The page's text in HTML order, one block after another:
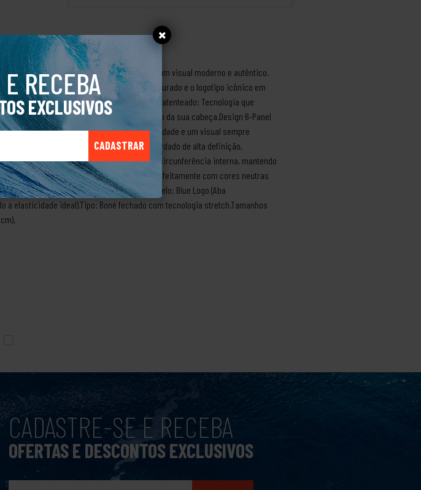
RECEBA
EXCLUSIVOS
CADASTRAR
Blue Logo é a peça-chave para quem busca um visual moderno e autêntico.
contraste marcante entre o corpo estruturado e o logotipo icônico em
Diferenciais do Produto:Ajuste Flexfit® Patenteado: Tecnologia que
confortável que se molda ao formato da sua cabeça.Design 6-Panel
por muito mais tempo, garantindo durabilidade e um visual sempre
acabamento premium (emborrachado ou bordado de alta definição,
Inclui uma faixa anti-suor por toda a circunferência interna, mantendo
tom azul vibrante do logo harmoniza-se perfeitamente com cores neutras
Técnicas:Marca: QuiksilverModelo: Blue Logo (Aba
a elasticidade ideal).Tipo: Boné fechado com tecnologia stretch.Tamanhos
CADASTRE-SE E RECEBA
OFERTAS E DESCONTOS EXCLUSIVOS